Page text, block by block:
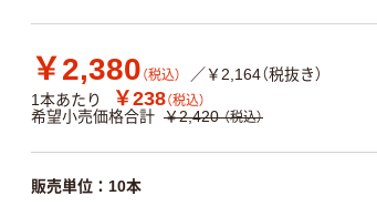
￥2,380 （税込）
／￥2,164（税抜き）
1本あたり
￥238（税込）
希望小売価格合計 ￥2,420 （税込）
販売単位：10本